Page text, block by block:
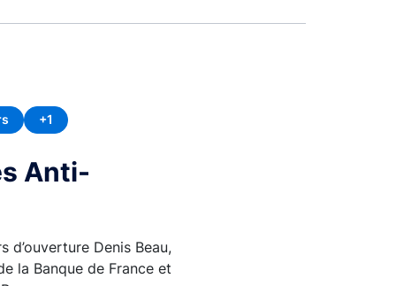
+1
Anti-
d’ouverture Denis Beau,
la Banque de France et